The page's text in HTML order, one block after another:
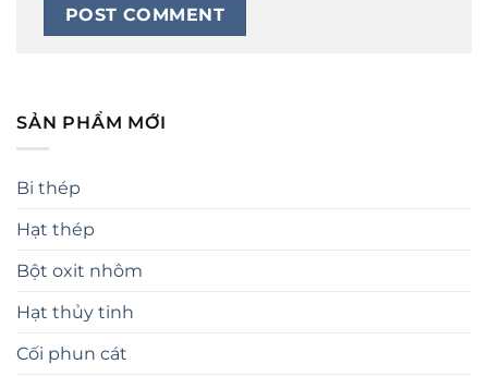
SẢN PHẨM MỚI
Bi thép
Hạt thép
Bột oxit nhôm
Hạt thủy tinh
Cối phun cát